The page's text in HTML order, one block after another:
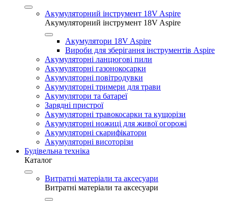
Акумуляторний інструмент 18V Aspire
Акумуляторний інструмент 18V Aspire
Акумулятори 18V Aspire
Вироби для зберігання інструментів Aspire
Акумуляторні ланцюгові пили
Акумуляторні газонокосарки
Акумуляторні повітродувки
Акумуляторні тримери для трави
Акумулятори та батареї
Зарядні пристрої
Акумуляторні травокосарки та кущорізи
Акумуляторні ножиці для живої огорожі
Акумуляторні скарифікатори
Акумуляторні висоторізи
Будівельна техніка
Каталог
Витратні матеріали та аксесуари
Витратні матеріали та аксесуари